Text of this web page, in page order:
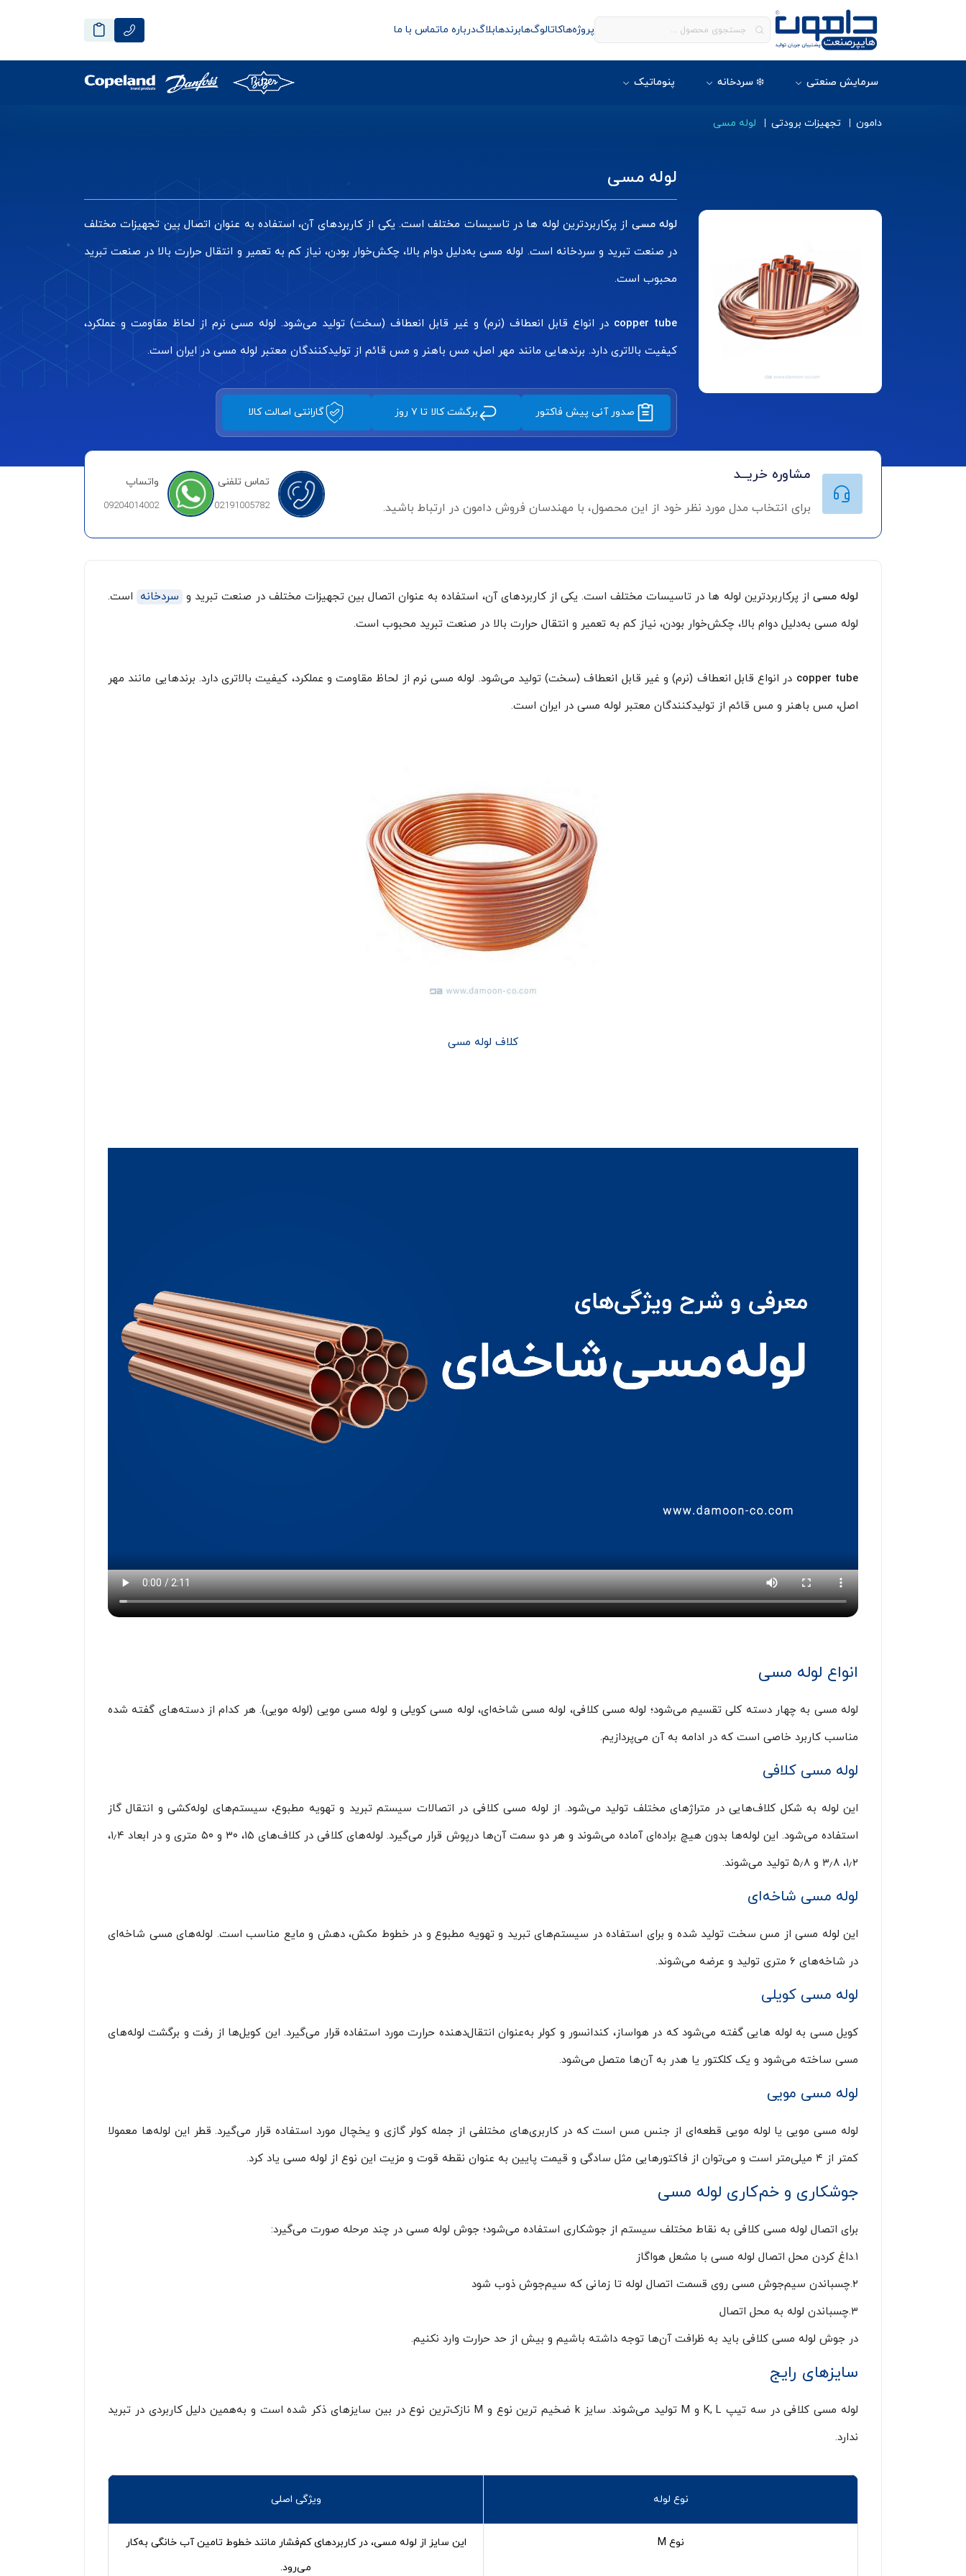
پروژه‌هاکاتالوگ‌هابرندهابلاگدرباره ماتماس با ما
سرمایش صنعتی ❄️ سردخانه پنوماتیک
دامون تجهیزات برودتی لوله مسی
لوله مسی
لوله مسی از پرکاربردترین لوله ها در تاسیسات مختلف است. یکی از کاربردهای آن، استفاده به عنوان اتصال بین تجهیزات مختلف
در صنعت تبرید و سردخانه است. لوله مسی به‌دلیل دوام بالا، چکش‌خوار بودن، نیاز کم به تعمیر و انتقال حرارت بالا در صنعت تبرید
محبوب است.
copper tube در انواع قابل انعطاف (نرم) و غیر قابل انعطاف (سخت) تولید می‌شود. لوله مسی نرم از لحاظ مقاومت و عملکرد،
کیفیت بالاتری دارد. برندهایی مانند مهر اصل، مس باهنر و مس قائم از تولیدکنندگان معتبر لوله مسی در ایران است.
صدور آنی پیش فاکتور برگشت کالا تا ۷ روز گارانتی اصالت کالا
مشاوره خریــد
برای انتخاب مدل مورد نظر خود از این محصول، با مهندسان فروش دامون در ارتباط باشید.
تماس تلفنی
02191005782
واتساپ
09204014002
لوله مسی از پرکاربردترین لوله ها در تاسیسات مختلف است. یکی از کاربردهای آن، استفاده به عنوان اتصال بین تجهیزات مختلف در صنعت تبرید و سردخانه است.
لوله مسی به‌دلیل دوام بالا، چکش‌خوار بودن، نیاز کم به تعمیر و انتقال حرارت بالا در صنعت تبرید محبوب است.
copper tube در انواع قابل انعطاف (نرم) و غیر قابل انعطاف (سخت) تولید می‌شود. لوله مسی نرم از لحاظ مقاومت و عملکرد، کیفیت بالاتری دارد. برندهایی مانند مهر
اصل، مس باهنر و مس قائم از تولیدکنندگان معتبر لوله مسی در ایران است.
کلاف لوله مسی
انواع لوله مسی
لوله مسی به چهار دسته کلی تقسیم می‌شود؛ لوله مسی کلافی، لوله مسی شاخه‌ای، لوله مسی کویلی و لوله مسی مویی (لوله مویی). هر کدام از دسته‌های گفته شده
مناسب کاربرد خاصی است که در ادامه به آن می‌پردازیم.
لوله مسی کلافی
این لوله به شکل کلاف‌هایی در متراژهای مختلف تولید می‌شود. از لوله مسی کلافی در اتصالات سیستم تبرید و تهویه مطبوع، سیستم‌های لوله‌کشی و انتقال گاز
استفاده می‌شود. این لوله‌ها بدون هیچ براده‌ای آماده می‌شوند و هر دو سمت آن‌ها درپوش قرار می‌گیرد. لوله‌های کلافی در کلاف‌های ۱۵، ۳۰ و ۵۰ متری و در ابعاد ۱٫۴،
۱٫۲، ۳٫۸ و ۵٫۸ تولید می‌شوند.
لوله مسی شاخه‌ای
این لوله مسی از مس سخت تولید شده و برای استفاده در سیستم‌های تبرید و تهویه مطبوع و در خطوط مکش، دهش و مایع مناسب است. لوله‌های مسی شاخه‌ای
در شاخه‌های ۶ متری تولید و عرضه می‌شوند.
لوله مسی کویلی
کویل مسی به لوله هایی گفته می‌شود که در هواساز، کندانسور و کولر به‌عنوان انتقا‌ل‌دهنده حرارت مورد استفاده قرار می‌گیرد. این کویل‌ها از رفت و برگشت لوله‌های
مسی ساخته می‌شود و یک کلکتور یا هدر به آن‌ها متصل می‌شود.
لوله مسی مویی
لوله مسی مویی یا لوله مویی قطعه‌ای از جنس مس است که در کاربری‌های مختلفی از جمله کولر گازی و یخچال مورد استفاده قرار می‌گیرد. قطر این لوله‌ها معمولا
کمتر از ۴ میلی‌متر است و می‌توان از فاکتورهایی مثل سادگی و قیمت پایین به عنوان نقطه قوت و مزیت این نوع از لوله مسی یاد کرد.
جوشکاری و خم‌کاری لوله مسی
برای اتصال لوله مسی کلافی به نقاط مختلف سیستم از جوشکاری استفاده می‌شود؛ جوش لوله مسی در چند مرحله صورت می‌گیرد:
۱.داغ کردن محل اتصال لوله مسی با مشعل هواگاز
۲.چسباندن سیم‌جوش مسی روی قسمت اتصال لوله تا زمانی که سیم‌جوش ذوب شود
۳.چسباندن لوله به محل اتصال
در جوش لوله مسی‌ کلافی باید به ظرافت آن‌ها توجه داشته باشیم و بیش از حد حرارت وارد نکنیم.
سایزهای رایج
لوله مسی کلافی در سه تیپ K, L و M تولید می‌شوند. سایز k ضخیم ترین نوع و M نازک‌ترین نوع در بین سایزهای ذکر شده است و به‌همین دلیل کاربردی در تبرید
ندارد.
نوع لوله ویژگی اصلی
نوع M
این سایز از لوله مسی، در کاربردهای کم‌فشار مانند خطوط تامین آب خانگی به‌کار
می‌رود.